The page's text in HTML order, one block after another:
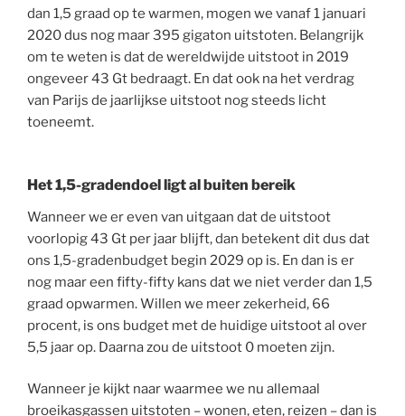
dan 1,5 graad op te warmen, mogen we vanaf 1 januari
2020 dus nog maar 395 gigaton uitstoten. Belangrijk
om te weten is dat de wereldwijde uitstoot in 2019
ongeveer 43 Gt bedraagt. En dat ook na het verdrag
van Parijs de jaarlijkse uitstoot nog steeds licht
toeneemt.
Het 1,5-gradendoel ligt al buiten bereik
Wanneer we er even van uitgaan dat de uitstoot
voorlopig 43 Gt per jaar blijft, dan betekent dit dus dat
ons 1,5-gradenbudget begin 2029 op is. En dan is er
nog maar een fifty-fifty kans dat we niet verder dan 1,5
graad opwarmen. Willen we meer zekerheid, 66
procent, is ons budget met de huidige uitstoot al over
5,5 jaar op. Daarna zou de uitstoot 0 moeten zijn.
Wanneer je kijkt naar waarmee we nu allemaal
broeikasgassen uitstoten – wonen, eten, reizen – dan is